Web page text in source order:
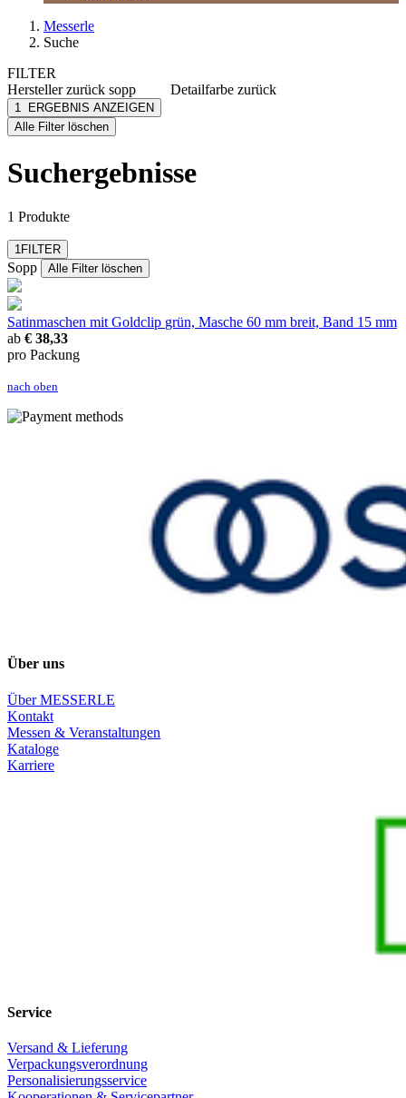
Messerle
Suche
FILTER
Herstellerzurück sopp
Sopp
[e] one
3M
mehr anzeigen
Detailfarbe zurück
1
ERGEBNIS ANZEIGEN
Alle Filter löschen
Suchergebnisse
1 Produkte
1FILTER
Sopp Alle Filter löschen
Satinmaschen mit Goldclip grün, Masche 60 mm breit, Band 15 mm
ab € 38,33
pro Packung
nach oben
Über uns
Über MESSERLE
Kontakt
Messen & Veranstaltungen
Kataloge
Karriere
Service
Versand & Lieferung
Verpackungsverordnung
Personalisierungsservice